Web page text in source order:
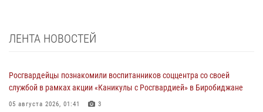
ЛЕНТА НОВОСТЕЙ
Росгвардейцы познакомили воспитанников соццентра со своей
службой в рамках акции «Каникулы с Росгвардией» в Биробиджане
05 августа 2026, 01:41 3